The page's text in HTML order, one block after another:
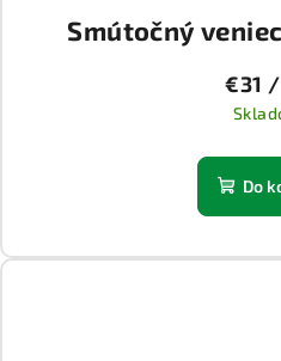
Smútočný
€31 /
Do